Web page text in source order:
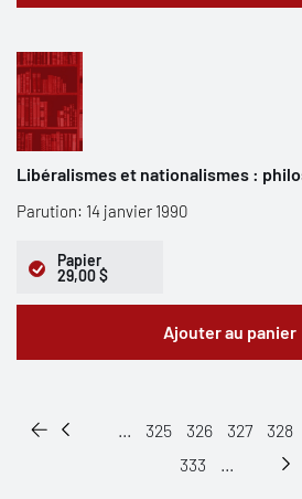
Libéralismes et nationalismes :
Parution: 14 janvier 1990
Papier
29,00 $
Ajouter au panier
... 325 326 327 328
333
...